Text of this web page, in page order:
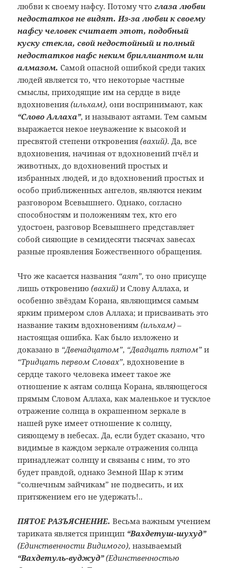
любви к своему нафсу. Потому чтоглаза любви
недостатков не видят. Из-за любви к своему
нафсу человек считает этот, подобный
куску стекла, свой недостойный и полный
недостатков нафс неким бриллиантом или
алмазом. Самой опасной ошибкой среди таких
людей является то, что некоторые частные
смыслы, приходящие им на сердце в виде
вдохновения(ильхам), они воспринимают, как
“Слово Аллаха”, и называют аятами. Тем самым
выражается некое неуважение к высокой и
пресвятой степени откровения(вахий). Да, все
вдохновения, начиная от вдохновений пчёл и
животных, до вдохновений простых и
избранных людей, и до вдохновений простых и
особо приближенных ангелов, являются неким
разговором Всевышнего. Однако, согласно
способностям и положениям тех, кто его
удостоен, разговор Всевышнего представляет
собой сияющие в семидесяти тысячах завесах
разные проявления Божественного обращения.
Что же касается названия “аят”, то оно присуще
лишь откровению(вахий) и Слову Аллаха, и
особенно звёздам Корана, являющимся самым
ярким примером слов Аллаха; и присваивать это
название таким вдохновениям(ильхам) –
настоящая ошибка. Как было изложено и
доказано в “Двенадцатом”, “Двадцать пятом” и
“Тридцать первом Словах”, вдохновение в
сердце такого человека имеет такое же
отношение к аятам солнца Корана, являющегося
прямым Словом Аллаха, как маленькое и тусклое
отражение солнца в окрашенном зеркале в
нашей руке имеет отношение к солнцу,
сияющему в небесах. Да, если будет сказано, что
видимые в каждом зеркале отражения солнца
принадлежат солнцу и связаны с ним, то это
будет правдой, однако Земной Шар к этим
“солнечным зайчикам” не подвесить, и их
притяжением его не удержать!..
ПЯТОЕ РАЗЪЯСНЕНИЕ.Весьма важным учением
тариката является принцип “Вахдетуш-шухуд”
(Единственности Видимого), называемый
“Вахдетуль-вуджуд” (Единственностью